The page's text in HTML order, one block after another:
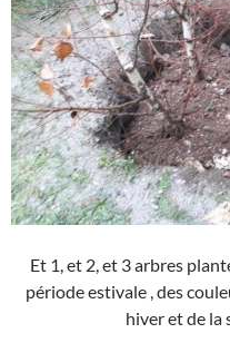
Et 1, et 2, et 3 arbres
période estivale , des
hiver et de la